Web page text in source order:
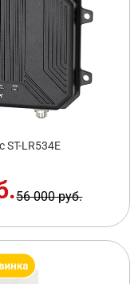
ST-LR534E
56 000 руб.